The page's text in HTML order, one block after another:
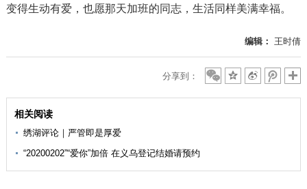
变得生动有爱，也愿那天加班的同志，生活同样美满幸福。
编辑： 王时倩
分享到：
相关阅读
绣湖评论｜严管即是厚爱
“20200202”“爱你”加倍 在义乌登记结婚请预约